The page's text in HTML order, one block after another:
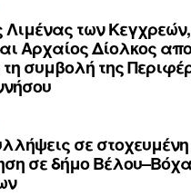
Λιμένας των
Aρχαίος Δίολκος
τη συμβολή της
σε
σε δήμο